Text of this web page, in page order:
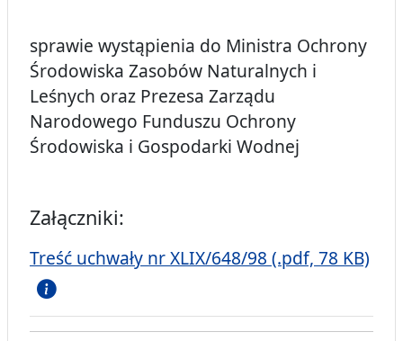
sprawie wystąpienia do Ministra Ochrony
Środowiska Zasobów Naturalnych i
Leśnych oraz Prezesa Zarządu
Narodowego Funduszu Ochrony
Środowiska i Gospodarki Wodnej
Załączniki:
Treść uchwały nr XLIX/648/98 (.pdf, 78 KB)